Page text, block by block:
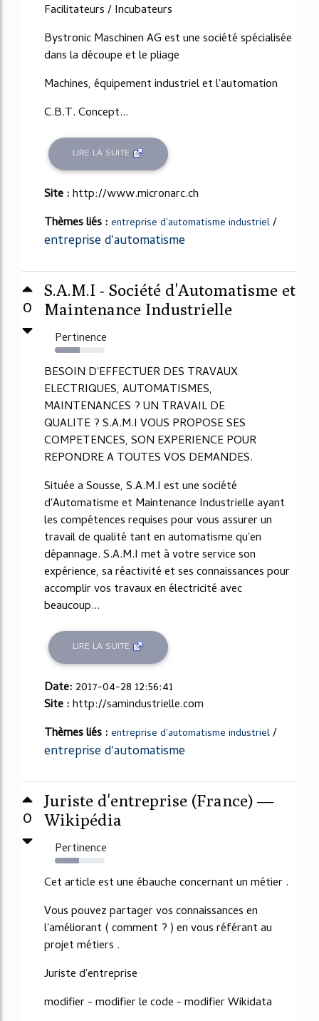
Facilitateurs / Incubateurs
Bystronic Maschinen AG est une société spécialisée
dans la découpe et le pliage
Machines, équipement industriel et l'automation
C.B.T. Concept...
LIRE LA SUITE
Site :http://www.micronarc.ch
Thèmes liés : entreprise d'automatisme industriel/
entreprise d'automatisme
0
S.A.M.I - Société d'Automatisme et
Maintenance Industrielle
Pertinence
50%
BESOIN D'EFFECTUER DES TRAVAUX
ELECTRIQUES, AUTOMATISMES,
MAINTENANCES ? UN TRAVAIL DE
QUALITE ? S.A.M.I VOUS PROPOSE SES
COMPETENCES, SON EXPERIENCE POUR
REPONDRE A TOUTES VOS DEMANDES.
Située a Sousse, S.A.M.I est une société
d'Automatisme et Maintenance Industrielle ayant
les compétences requises pour vous assurer un
travail de qualité tant en automatisme qu'en
dépannage. S.A.M.I met à votre service son
expérience, sa réactivité et ses connaissances pour
accomplir vos travaux en électricité avec
beaucoup...
LIRE LA SUITE
Date: 2017-04-28 12:56:41
Site :http://samindustrielle.com
Thèmes liés : entreprise d'automatisme industriel/
entreprise d'automatisme
0
Juriste d'entreprise (France) —
Wikipédia
Pertinence
49%
Cet article est une ébauche concernant un métier .
Vous pouvez partager vos connaissances en
l'améliorant ( comment ? ) en vous référant au
projet métiers .
Juriste d'entreprise
modifier - modifier le code - modifier Wikidata